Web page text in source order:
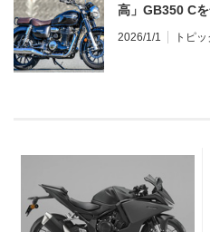
高」GB350 C
2026/1/1 トピッ